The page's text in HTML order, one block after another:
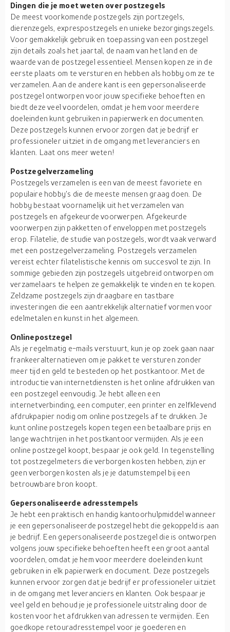
Dingen die je moet weten over postzegels
De meest voorkomende postzegels zijn portzegels,
dierenzegels, exprespostzegels en unieke bezorgingszegels.
Voor gemakkelijk gebruik en toepassing van een postzegel
zijn details zoals het jaartal, de naam van het land en de
waarde van de postzegel essentieel. Mensen kopen ze in de
eerste plaats om te versturen en hebben als hobby om ze te
verzamelen. Aan de andere kant is een gepersonaliseerde
postzegel ontworpen voor jouw specifieke behoeften en
biedt deze veel voordelen, omdat je hem voor meerdere
doeleinden kunt gebruiken in papierwerk en documenten.
Deze postzegels kunnen ervoor zorgen dat je bedrijf er
professioneler uitziet in de omgang met leveranciers en
klanten. Laat ons meer weten!
Postzegelverzameling
Postzegels verzamelen is een van de meest favoriete en
populaire hobby's die de meeste mensen graag doen. De
hobby bestaat voornamelijk uit het verzamelen van
postzegels en afgekeurde voorwerpen. Afgekeurde
voorwerpen zijn pakketten of enveloppen met postzegels
erop. Filatelie, de studie van postzegels, wordt vaak verward
met een postzegelverzameling. Postzegels verzamelen
vereist echter filatelistische kennis om succesvol te zijn. In
sommige gebieden zijn postzegels uitgebreid ontworpen om
verzamelaars te helpen ze gemakkelijk te vinden en te kopen.
Zeldzame postzegels zijn draagbare en tastbare
investeringen die een aantrekkelijk alternatief vormen voor
edelmetalen en kunst in het algemeen.
Onlinepostzegel
Als je regelmatig e-mails verstuurt, kun je op zoek gaan naar
frankeeralternatieven om je pakket te versturen zonder
meer tijd en geld te besteden op het postkantoor. Met de
introductie van internetdiensten is het online afdrukken van
een postzegel eenvoudig. Je hebt alleen een
internetverbinding, een computer, een printer en zelfklevend
afdrukpapier nodig om online postzegels af te drukken. Je
kunt online postzegels kopen tegen een betaalbare prijs en
lange wachtrijen in het postkantoor vermijden. Als je een
online postzegel koopt, bespaar je ook geld. In tegenstelling
tot postzegelmeters die verborgen kosten hebben, zijn er
geen verborgen kosten als je je datumstempel bij een
betrouwbare bron koopt.
Gepersonaliseerde adresstempels
Je hebt een praktisch en handig kantoorhulpmiddel wanneer
je een gepersonaliseerde postzegel hebt die gekoppeld is aan
je bedrijf. Een gepersonaliseerde postzegel die is ontworpen
volgens jouw specifieke behoeften heeft een groot aantal
voordelen, omdat je hem voor meerdere doeleinden kunt
gebruiken in elk papierwerk en document. Deze postzegels
kunnen ervoor zorgen dat je bedrijf er professioneler uitziet
in de omgang met leveranciers en klanten. Ook bespaar je
veel geld en behoud je je professionele uitstraling door de
kosten voor het afdrukken van adressen te vermijden. Een
goedkope retouradresstempel voor je goederen en